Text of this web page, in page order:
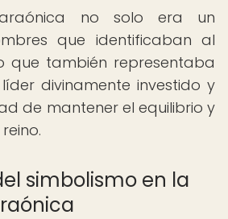
no solo era un
que identificaban al
que también representaba
divinamente investido y
de mantener el equilibrio y
simbolismo en la